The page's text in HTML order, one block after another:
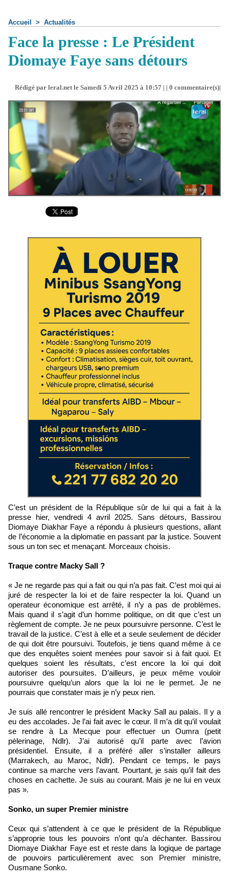
Accueil > Actualités
Face la presse : Le Président
Diomaye Faye sans détours
Rédigé par leral.net le Samedi 5 Avril 2025 à 10:57 | | 0 commentaire(s)|
C’est un président de la République sûr de lui qui a fait à la
presse hier, vendredi 4 avril 2025. Sans détours, Bassirou
Diomaye Diakhar Faye a répondu à plusieurs questions, allant
de l’économie a la diplomatie en passant par la justice. Souvent
sous un ton sec et menaçant. Morceaux choisis.
Traque contre Macky Sall ?
« Je ne regarde pas qui a fait ou qui n’a pas fait. C’est moi qui ai
juré de respecter la loi et de faire respecter la loi. Quand un
operateur économique est arrêté, il n’y a pas de problèmes.
Mais quand il s’agit d’un homme politique, on dit que c’est un
règlement de compte. Je ne peux poursuivre personne. C’est le
travail de la justice. C’est à elle et a seule seulement de décider
de qui doit être poursuivi. Toutefois, je tiens quand même à ce
que des enquêtes soient menées pour savoir si à fait quoi. Et
quelques soient les résultats, c’est encore la loi qui doit
autoriser des poursuites. D’ailleurs, je peux même vouloir
poursuivre quelqu’un alors que la loi ne le permet. Je ne
pourrais que constater mais je n’y peux rien.
Je suis allé rencontrer le président Macky Sall au palais. Il y a
eu des accolades. Je l’ai fait avec le cœur. Il m’a dit qu’il voulait
se rendre à La Mecque pour effectuer un Oumra (petit
pèlerinage, Ndlr). J’ai autorisé qu’il parte avec l’avion
présidentiel. Ensuite, il a préféré aller s’installer ailleurs
(Marrakech, au Maroc, Ndlr). Pendant ce temps, le pays
continue sa marche vers l’avant. Pourtant, je sais qu’il fait des
choses en cachette. Je suis au courant. Mais je ne lui en veux
pas ».
Sonko, un super Premier ministre
Ceux qui s’attendent à ce que le président de la République
s’approprie tous les pouvoirs n’ont qu’a déchanter. Bassirou
Diomaye Diakhar Faye est et reste dans la logique de partage
de pouvoirs particulièrement avec son Premier ministre,
Ousmane Sonko.